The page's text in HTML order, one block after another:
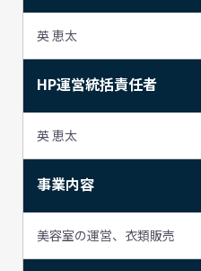
英 恵太
HP運営統括責任者
英 恵太
事業内容
美容室の運営、衣類販売